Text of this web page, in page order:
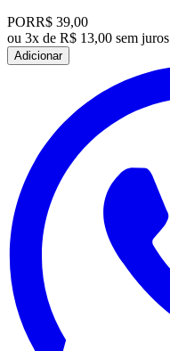
PORR$ 39,00
ou 3x de R$ 13,00 sem juros
Adicionar